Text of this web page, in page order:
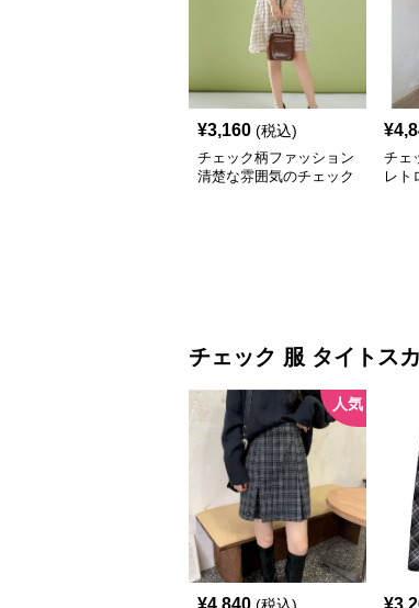
¥3,160 (税込)
チェック柄ファッション
清楚な雰囲気のチェック
¥
チェ
レト
チェック 服 タイトス
人気
¥4,840 ¥